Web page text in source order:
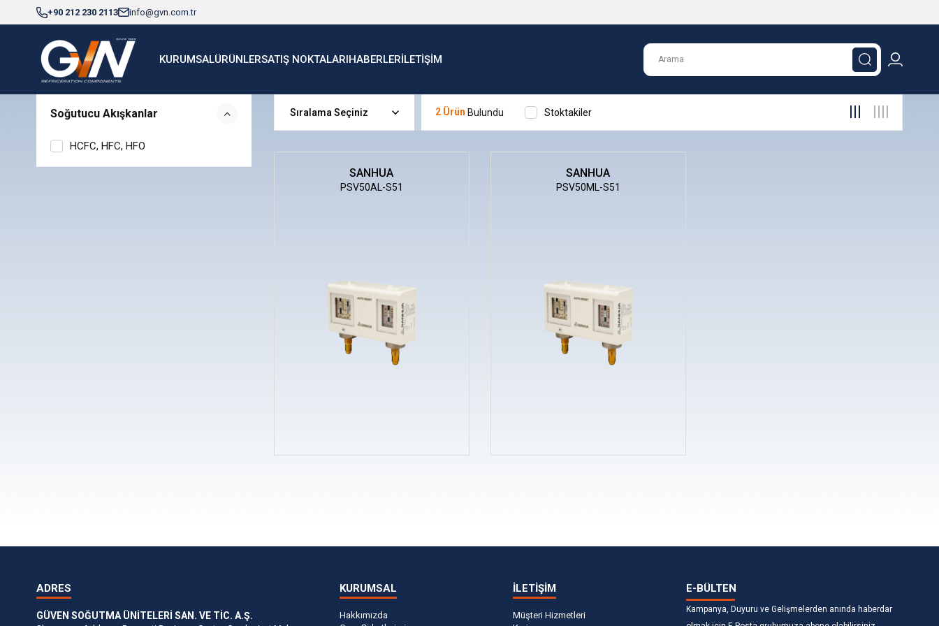
+90 212 230 2113 info@gvn.com.tr
KURUMSALÜRÜNLERSATIŞ NOKTALARIHABERLERİLETİŞİM
Soğutucu Akışkanlar
HCFC, HFC, HFO
2 Ürün Stoktakiler
SANHUA
PSV50AL-S51
SANHUA
PSV50ML-S51
ADRES
GÜVEN SOĞUTMA ÜNİTELERİ SAN. VE TİC. A.Ş.
KURUMSAL
Hakkımızda
İLETİŞİM
Müşteri Hizmetleri
E-BÜLTEN
Kampanya, Duyuru ve Gelişmelerden anında haberdar